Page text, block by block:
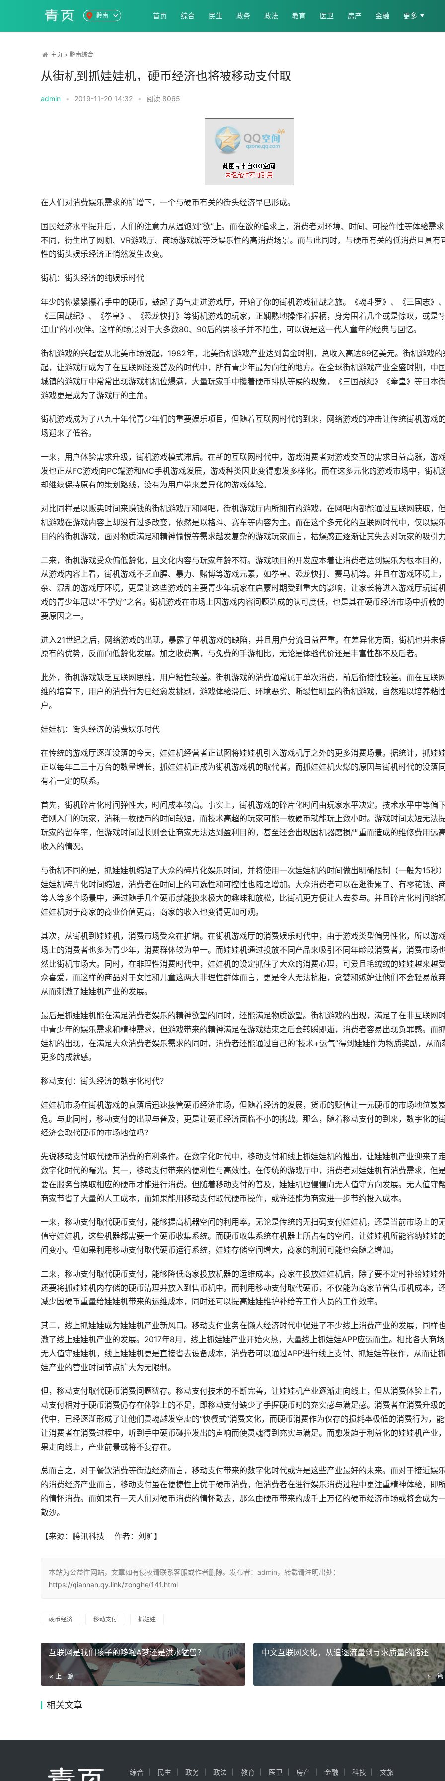
黔南 首页 综合 民生 政务 政法 教育 医卫 房产 金融 更多
主页 > 黔南综合
从街机到抓娃娃机，硬币经济也将被移动支付取
admin • 2019-11-20 14:32 • 阅读 8065
在人们对消费娱乐需求的扩增下，一个与硬币有关的街头经济早已形成。
国民经济水平提升后，人们的注意力从温饱到“欲”上。而在欲的追求上，消费者对环境、时间、可操作性等体验需
不同，衍生出了网咖、VR游戏厅、商场游戏城等泛娱乐性的高消费场景。而与此同时，与硬币有关的低消费且具有
性的街头娱乐经济正悄然发生改变。
街机：街头经济的纯娱乐时代
年少的你紧紧攥着手中的硬币，鼓起了勇气走进游戏厅，开始了你的街机游戏征战之旅。《魂斗罗》、《三国志》、
《三国战纪》、《拳皇》、《恐龙快打》等街机游戏的玩家，正娴熟地操作着握柄，身旁围着几个或是惊叹，或是“
江山”的小伙伴。这样的场景对于大多数80、90后的男孩子并不陌生，可以说是这一代人童年的经典与回忆。
街机游戏的兴起要从北美市场说起，1982年，北美街机游戏产业达到黄金时期，总收入高达89亿美元。街机游戏的
起，让游戏厅成为了在互联网还没普及的时代中，所有青少年最为向往的地方。在全球街机游戏产业全盛时期，中
城镇的游戏厅中常常出现游戏机机位爆满，大量玩家手中攥着硬币排队等候的现象，《三国战纪》《拳皇》等日本
游戏更是成为了游戏厅的主角。
街机游戏成为了八九十年代青少年们的重要娱乐项目，但随着互联网时代的到来，网络游戏的冲击让传统街机游戏
场迎来了低谷。
一来，用户体验需求升级，街机游戏模式滞后。在新的互联网时代中，游戏消费者对游戏交互的需求日益高涨，游
发也正从FC游戏向PC端游和MC手机游戏发展，游戏种类因此变得愈发多样化。而在这多元化的游戏市场中，街机
却继续保持原有的策划路线，没有为用户带来差异化的游戏体验。
对比同样是以贩卖时间来赚钱的街机游戏厅和网吧，街机游戏厅内所拥有的游戏，在网吧内都能通过互联网获取，
机游戏在游戏内容上却没有过多改变，依然是以格斗、赛车等内容为主。而在这个多元化的互联网时代中，仅以娱
目的的街机游戏，面对物质满足和精神愉悦等需求越发复杂的游戏玩家而言，枯燥感正逐渐让其失去对玩家的吸引力
二来，街机游戏受众偏低龄化，且文化内容与玩家年龄不符。游戏项目的开发应本着让消费者达到娱乐为根本目的
从游戏内容上看，街机游戏不乏血腥、暴力、赌博等游戏元素，如拳皇、恐龙快打、赛马机等。并且在游戏环境上
杂、混乱的游戏厅环境，更是让这些游戏的主要青少年玩家在启蒙时期受到重大的影响，让家长将进入游戏厅玩街
戏的青少年冠以“不学好”之名。街机游戏在市场上因游戏内容问题造成的认可度低，也是其在硬币经济市场中折戟
要原因之一。
进入21世纪之后，网络游戏的出现，暴露了单机游戏的缺陷，并且用户分流日益严重。在差异化方面，街机也并未
原有的优势，反而向低龄化发展。加之收费高，与免费的手游相比，无论是体验代价还是丰富性都不及后者。
此外，街机游戏缺乏互联网思维，用户粘性较差。街机游戏的消费通常属于单次消费，前后衔接性较差。而在互联
维的培育下，用户的消费行为已经愈发挑剔，游戏体验滞后、环境恶劣、断裂性明显的街机游戏，自然难以培养粘
户。
娃娃机：街头经济的消费娱乐时代
在传统的游戏厅逐渐没落的今天，娃娃机经营者正试图将娃娃机引入游戏机厅之外的更多消费场景。据统计，抓娃
正以每年二三十万台的数量增长，抓娃娃机正成为街机游戏机的取代者。而抓娃娃机火爆的原因与街机时代的没落
有着一定的联系。
首先，街机碎片化时间弹性大，时间成本较高。事实上，街机游戏的碎片化时间由玩家水平决定。技术水平中等偏
者刚入门的玩家，消耗一枚硬币的时间较短，而技术高超的玩家可能一枚硬币就能玩上数小时。游戏时间太短无法
玩家的留存率，但游戏时间过长则会让商家无法达到盈利目的，甚至还会出现因机器磨损严重而造成的维修费用远
收入的情况。
与街机不同的是，抓娃娃机缩短了大众的碎片化娱乐时间，并将使用一次娃娃机的时间做出明确限制（一般为15秒）
娃娃机碎片化时间缩短，消费者在时间上的可选性和可控性也随之增加。大众消费者可以在逛街累了、有零花钱、
等人等多个场景中，通过随手几个硬币就能换来极大的趣味和放松，比街机更方便让人去参与。并且碎片化时间缩短
娃娃机对于商家的商业价值更高，商家的收入也变得更加可观。
其次，从街机到娃娃机，消费市场受众在扩增。在街机游戏厅的消费娱乐时代中，由于游戏类型偏男性化，所以游
场上的消费者也多为青少年，消费群体较为单一。而娃娃机通过投放不同产品来吸引不同年龄段消费者，消费市场
然比街机市场大。同时，在非理性消费时代中，娃娃机的设定抓住了大众的消费心理，可爱且毛绒绒的娃娃越来越
众喜爱，而这样的商品对于女性和儿童这两大非理性群体而言，更是令人无法抗拒，贪婪和嫉妒让他们不会轻易放弃
从而刺激了娃娃机产业的发展。
最后是抓娃娃机能在满足消费者娱乐的精神欲望的同时，还能满足物质欲望。街机游戏的出现，满足了在非互联网
中青少年的娱乐需求和精神需求，但游戏带来的精神满足在游戏结束之后会转瞬即逝，消费者容易出现负罪感。而
娃机的出现，在满足大众消费者娱乐需求的同时，消费者还能通过自己的“技术+运气”得到娃娃作为物质奖励，从而
更多的成就感。
移动支付：街头经济的数字化时代？
娃娃机市场在街机游戏的衰落后迅速接管硬币经济市场，但随着经济的发展，货币的贬值让一元硬币的市场地位岌
危。与此同时，移动支付的出现与普及，更是让硬币经济面临不小的挑战。那么，随着移动支付的到来，数字化的
经济会取代硬币的市场地位吗？
先说移动支付取代硬币消费的有利条件。在数字化时代中，移动支付和线上抓娃娃机的推出，让娃娃机产业迎来了
数字化时代的曙光。其一，移动支付带来的便利性与高效性。在传统的游戏厅中，消费者对娃娃机有消费需求，但
要在服务台换取相应的硬币才能进行消费。但随着移动支付的普及，娃娃机也慢慢向无人值守方向发展。无人值守
商家节省了大量的人工成本，而如果能用移动支付取代硬币操作，或许还能为商家进一步节约投入成本。
一来，移动支付取代硬币支付，能够提高机器空间的利用率。无论是传统的无扫码支付娃娃机，还是当前市场上的
值守娃娃机，这些机器都需要一个硬币收集系统。而硬币收集系统在机器上所占有的空间，让娃娃机所能容纳娃娃
间变小。但如果利用移动支付取代硬币运行系统，娃娃存储空间增大，商家的利润可能也会随之增加。
二来，移动支付取代硬币支付，能够降低商家投放机器的运维成本。商家在投放娃娃机后，除了要不定时补给娃娃外
还要将抓娃娃机内存储的硬币清理并放入到售币机中。而利用移动支付取代硬币，不仅能为商家节省售币机成本，
减少因硬币重量给娃娃机带来的运维成本，同时还可以提高娃娃维护补给等工作人员的工作效率。
其二，线上抓娃娃成为娃娃机产业新风口。移动支付业务在懒人经济时代中促进了不少线上消费产业的发展，同样
激了线上娃娃机产业的发展。2017年8月，线上抓娃娃产业开始火热，大量线上抓娃娃APP应运而生。相比各大商
无人值守娃娃机，线上娃娃机更是直接省去设备成本，消费者可以通过APP进行线上支付、抓娃娃等操作，从而让
娃产业的营业时间节点扩大为无限制。
但，移动支付取代硬币消费问题犹存。移动支付技术的不断完善，让娃娃机产业逐渐走向线上，但从消费体验上看
动支付相对于硬币消费仍存在体验上的不足，即移动支付缺少了手握硬币时的充实感与满足感。消费者在消费升级
代中，已经逐渐形成了让他们灵魂越发空虚的“快餐式”消费文化，而硬币消费作为仅存的损耗率极低的消费行为，
让消费者在消费过程中，听到手中硬币碰撞发出的声响而使灵魂得到充实与满足。而愈发趋于利益化的娃娃机产业
果走向线上，产业前景或将不复存在。
总而言之，对于餐饮消费等街边经济而言，移动支付带来的数字化时代或许是这些产业最好的未来。而对于接近娱
的消费经济产业而言，移动支付虽在便捷性上优于硬币消费，但消费者在进行娱乐消费过程中更注重精神体验，即
的情怀消费。而如果有一天人们对硬币消费的情怀散去，那么由硬币带来的成千上万亿的硬币经济市场或将会成为
散沙。
【来源：腾讯科技    作者：刘旷】
本站为公益性网站，文章如有侵权请联系客服或作者删除。发布者：admin，转载请注明出处：
https://qiannan.qy.link/zonghe/141.html
硬币经济 移动支付 抓娃娃
互联网是我们孩子的哆啦A梦还是洪水猛兽？
上一篇
中文互联网文化，从追逐流量到寻求质量的路还
下一篇
相关文章
综合 民生 政务 政法 教育 医卫 房产 金融 科技 文旅